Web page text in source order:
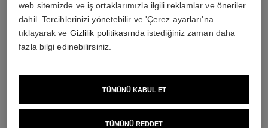
Uzun Süre Kalici Kaş Jeli̇
Ultra Kalici Li̇ki̇t Ruj
Ref. 175174
web sitemizde ve iş ortaklarımızla ilgili reklamlar ve öneriler
dahil. Tercihlerinizi yönetebilir ve 'Çerez ayarları'na
tıklayarak ve Gizlilik politikasında istediğiniz zaman daha
fazla bilgi edinebilirsiniz.
TÜMÜNÜ REDDET
TÜMÜNÜ KABUL ET